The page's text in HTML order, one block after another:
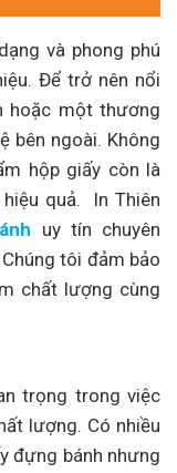
và phong phú
Để trở nên nổi
hoặc một thương
bên ngoài. Không
hộp giấy còn là
quả. In Thiên
uy tín chuyên
tôi đảm bảo
chất lượng cùng
trọng trong việc
lượng. Có nhiều
đựng bánh nhưng